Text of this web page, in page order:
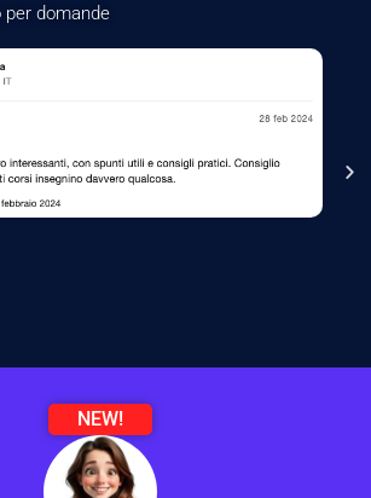
per domande
NEW!